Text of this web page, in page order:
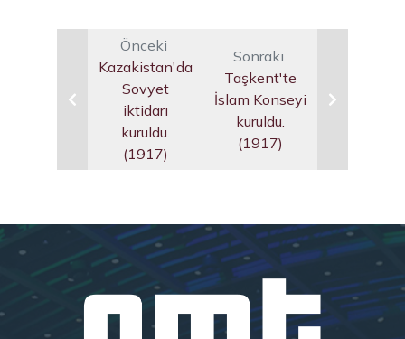
Önceki
Kazakistan'da
Sovyet
iktidarı
kuruldu.
(1917)
Sonraki
Taşkent'te
İslam Konseyi
kuruldu.
(1917)